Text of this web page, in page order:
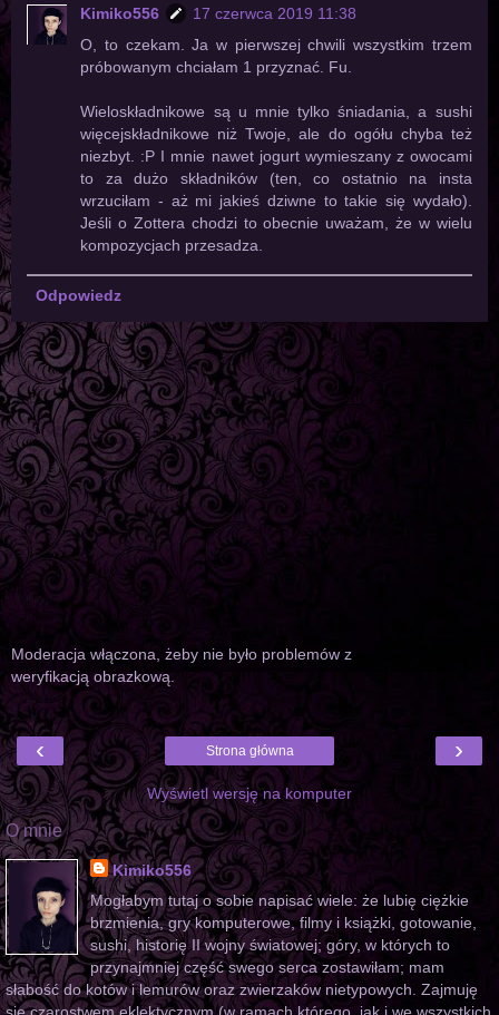
Kimiko556
17 czerwca 2019 11:38
O, to czekam. Ja w pierwszej chwili wszystkim trzem
próbowanym chciałam 1 przyznać. Fu.
Wieloskładnikowe są u mnie tylko śniadania, a sushi
więcejskładnikowe niż Twoje, ale do ogółu chyba też
niezbyt. :P I mnie nawet jogurt wymieszany z owocami
to za dużo składników (ten, co ostatnio na insta
wrzuciłam - aż mi jakieś dziwne to takie się wydało).
Jeśli o Zottera chodzi to obecnie uważam, że w wielu
kompozycjach przesadza.
Odpowiedz
Moderacja włączona, żeby nie było problemów z
weryfikacją obrazkową.
‹ ›
Strona główna
Wyświetl wersję na komputer
O mnie
Kimiko556
Mogłabym tutaj o sobie napisać wiele: że lubię ciężkie
brzmienia, gry komputerowe, filmy i książki, gotowanie,
sushi, historię II wojny światowej; góry, w których to
przynajmniej część swego serca zostawiłam; mam
słabość do kotów i lemurów oraz zwierzaków nietypowych. Zajmuję